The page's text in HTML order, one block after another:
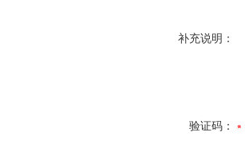
补充说明：
验证码：